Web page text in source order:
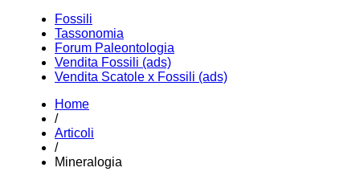
Fossili
Tassonomia
Forum Paleontologia
Vendita Fossili (ads)
Vendita Scatole x Fossili (ads)
Home
/
Articoli
/
Mineralogia